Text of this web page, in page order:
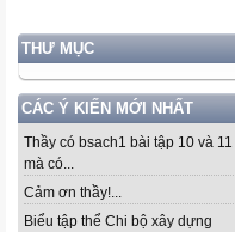
THƯ MỤC
CÁC Ý KIẾN MỚI NHẤT
Thầy có bsach1 bài tập 10 và 11
mà có...
Cảm ơn thầy!...
Biểu tập thể Chi bộ xây dựng